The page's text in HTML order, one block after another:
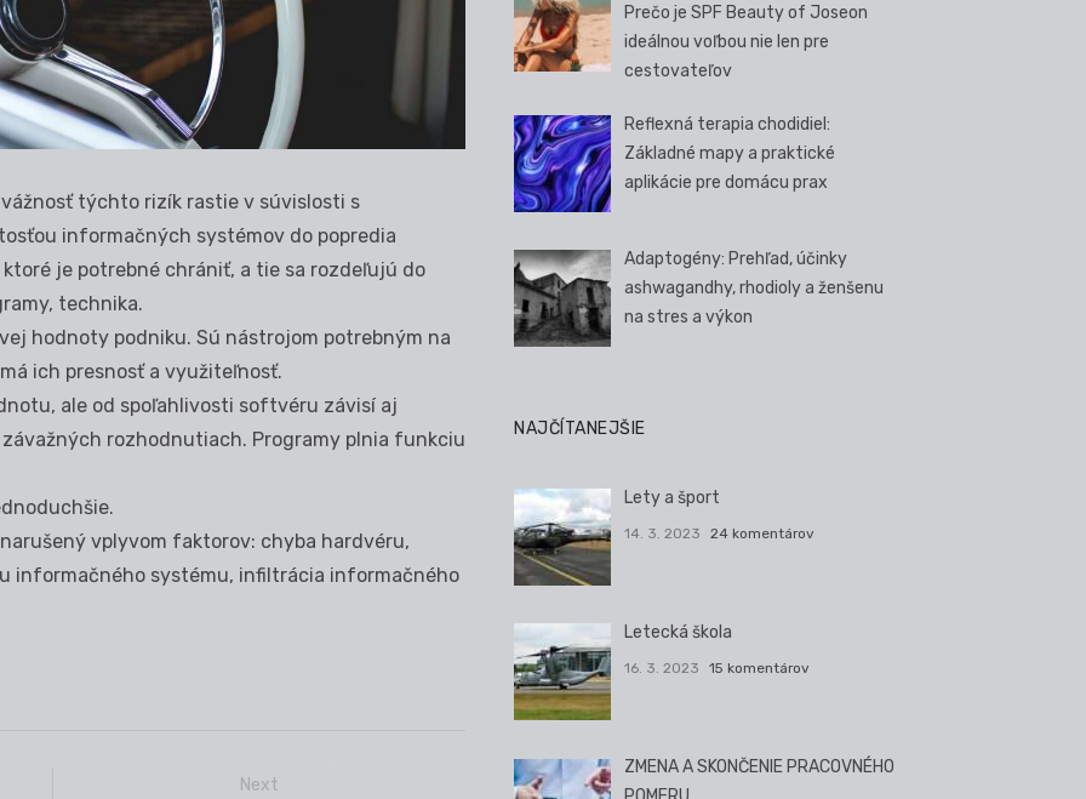
týchto rizík rastie v súvislosti s
informačných systémov do popredia
je potrebné chrániť, a tie sa rozdeľujú do
technika.
hodnoty podniku. Sú nástrojom potrebným na
ich presnosť a využiteľnosť.
ale od spoľahlivosti softvéru závisí aj
rozhodnutiach. Programy plnia funkciu
vplyvom faktorov: chyba hardvéru,
informačného systému, infiltrácia informačného
Next
Prečo je SPF Beauty of Joseon
ideálnou voľbou nie len pre
cestovateľov
Reflexná terapia chodidiel:
Základné mapy a praktické
aplikácie pre domácu prax
Adaptogény: Prehľad, účinky
ashwagandhy, rhodioly a ženšenu
na stres a výkon
NAJČÍTANEJŠIE
Lety a šport
14. 3. 2023 24 komentárov
Letecká škola
16. 3. 2023 15 komentárov
ZMENA A SKONČENIE PRACOVNÉHO